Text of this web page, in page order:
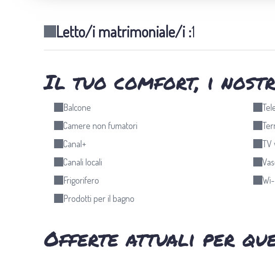
Letto/i matrimoniale/i :1
Il tuo comfort, i
Balcone
Camere non fumatori
Canal+
Canali locali
Frigorifero
Prodotti per il bagno
TV
Offerte attuali per